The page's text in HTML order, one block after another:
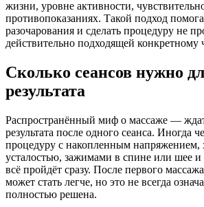
жизни, уровне активности,
противопоказаниях. Такой подход
разочарования и сделать процедуру не
действительно подходящей конкретному
Сколько сеансов нужно
результата
Распространённый миф о массаже —
результата после одного сеанса. Иногда
процедуру с накопленным напряжением,
усталостью, зажимами в спине или шее и
всё пройдёт сразу. После первого
может стать легче, но это не всегда
полностью решена.